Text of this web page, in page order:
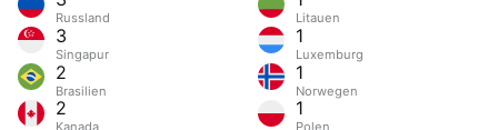
Russland
3
Singapur
2
Brasilien
2
Litauen
1
Luxemburg
1
Norwegen
1